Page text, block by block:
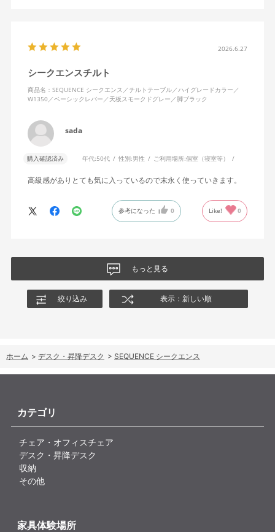
2026.6.27
シークエンスチルト
商品名：SEQUENCE シークエンス／チルトテーブル／ハイグレードカラー／
W1350／ベーシックレバー／天板スモークドグレー／脚ブラック
sada
購入確認済み 年代:50代 性別:男性 ご利用場所:個室（寝室等）
高級感がありとても気に入っているので末永く使っていきます。
参考になった 0 Like! 0
もっと見る
絞り込み 表示：新しい順
ホーム > デスク・昇降デスク > SEQUENCE シークエンス
カテゴリ
チェア・オフィスチェア
デスク・昇降デスク
収納
その他
家具体験場所